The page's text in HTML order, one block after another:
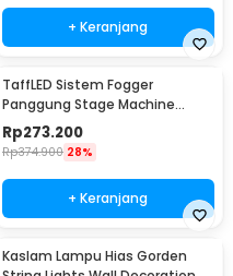
+ Keranjang
TaffLED Sistem Fogger
Panggung Stage Machine
Ejector with RGB LED - KY-
LED500
Rp273.200
Rp374.900 28%
+ Keranjang
Kaslam Lampu Hias Gorden